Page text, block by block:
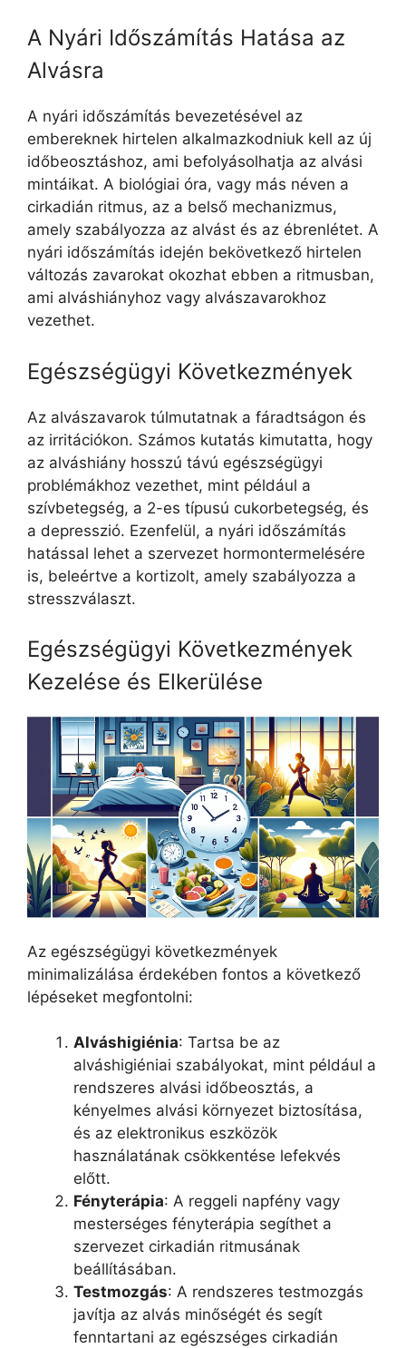
A Nyári Időszámítás Hatása az
Alvásra
A nyári időszámítás bevezetésével az
embereknek hirtelen alkalmazkodniuk kell az új
időbeosztáshoz, ami befolyásolhatja az alvási
mintáikat. A biológiai óra, vagy más néven a
cirkadián ritmus, az a belső mechanizmus,
amely szabályozza az alvást és az ébrenlétet. A
nyári időszámítás idején bekövetkező hirtelen
változás zavarokat okozhat ebben a ritmusban,
ami alváshiányhoz vagy alvászavarokhoz
vezethet.
Egészségügyi Következmények
Az alvászavarok túlmutatnak a fáradtságon és
az irritációkon. Számos kutatás kimutatta, hogy
az alváshiány hosszú távú egészségügyi
problémákhoz vezethet, mint például a
szívbetegség, a 2-es típusú cukorbetegség, és
a depresszió. Ezenfelül, a nyári időszámítás
hatással lehet a szervezet hormontermelésére
is, beleértve a kortizolt, amely szabályozza a
stresszválaszt.
Egészségügyi Következmények
Kezelése és Elkerülése
Az egészségügyi következmények
minimalizálása érdekében fontos a következő
lépéseket megfontolni:
Alváshigiénia: Tartsa be az
alváshigiéniai szabályokat, mint például a
rendszeres alvási időbeosztás, a
kényelmes alvási környezet biztosítása,
és az elektronikus eszközök
használatának csökkentése lefekvés
előtt.
Fényterápia: A reggeli napfény vagy
mesterséges fényterápia segíthet a
szervezet cirkadián ritmusának
beállításában.
Testmozgás: A rendszeres testmozgás
javítja az alvás minőségét és segít
fenntartani az egészséges cirkadián